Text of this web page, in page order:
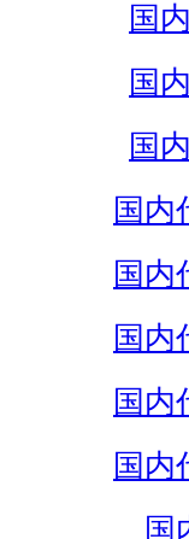
国
国
国
国内
国内
国内
国内
国内
国